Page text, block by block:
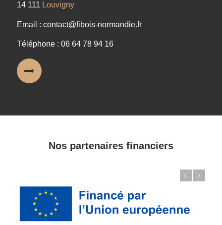
14 111 Louvigny
Email : contact@fibois-normandie.fr
Téléphone : 06 64 78 94 16
Nos partenaires financiers